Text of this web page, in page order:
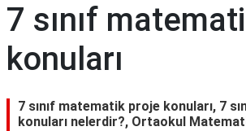
SAĞLIK
İLETİŞİM
7 sınıf
konuları
7 sınıf matematik proje konuları, 7
konuları nelerdir?, Ortaokul